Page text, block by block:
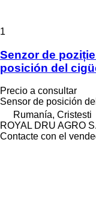
1
Senzor de
posición del
Precio a consultar
Sensor de posición
Rumanía, Cristesti
ROYAL DRU AGRO
Contacte con el